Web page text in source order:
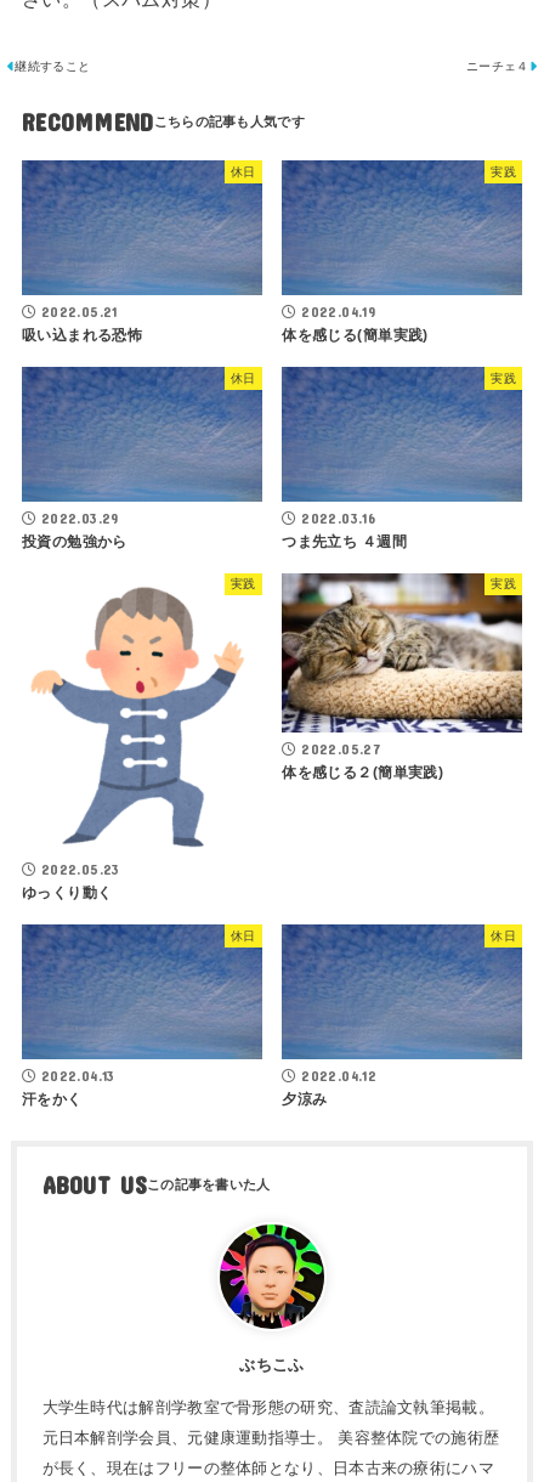
継続すること ニーチェ４
RECOMMEND
休日
2022.05.21
吸い込まれる恐怖
実践
2022.04.19
体を感じる(簡単実践)
休日
2022.03.29
投資の勉強から
実践
2022.03.16
つま先立ち ４週間
実践
2022.05.23
ゆっくり動く
実践
2022.05.27
体を感じる２(簡単実践)
休日
2022.04.13
汗をかく
休日
2022.04.12
夕涼み
ABOUT US
ぶちこふ
大学生時代は解剖学教室で骨形態の研究、査読論文執筆掲載。
元日本解剖学会員、元健康運動指導士。 美容整体院での施術歴
が長く、現在はフリーの整体師となり、日本古来の療術にハマ